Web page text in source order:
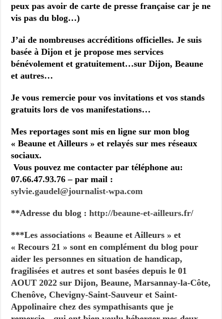
peux pas avoir de carte de presse française car je ne
vis pas du blog…)
J’ai de nombreuses accréditions officielles. Je suis
basée à Dijon et je propose mes services
bénévolement et gratuitement…sur Dijon, Beaune
et autres…
Je vous remercie pour vos invitations et vos stands
gratuits lors de vos manifestations…
Mes reportages sont mis en ligne sur mon blog
« Beaune et Ailleurs » et relayés sur mes réseaux
sociaux.
Vous pouvez me contacter par téléphone au:
07.66.47.93.76 – par mail :
sylvie.gaudel@journalist-wpa.com
**Adresse du blog :http://beaune-et-ailleurs.fr/
***Les associations « Beaune et Ailleurs » et
« Recours 21 » sont en complément du blog pour
aider les personnes en situation de handicap,
fragilisées et autres et sont basées depuis le 01
AOUT 2022 sur Dijon, Beaune, Marsannay-la-Côte,
Chenôve, Chevigny-Saint-Sauveur et Saint-
Appolinaire chez des sympathisants que je